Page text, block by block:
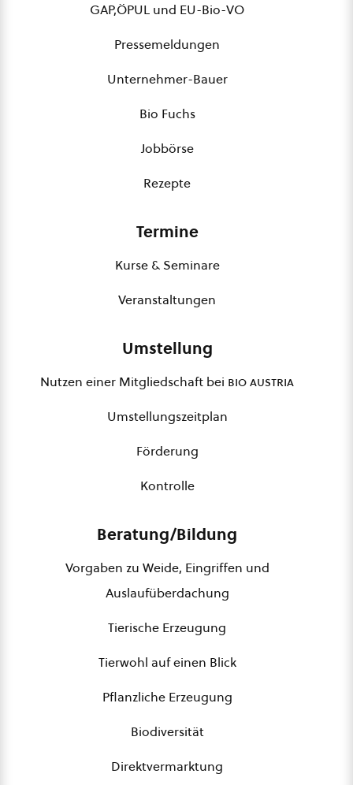
GAP,ÖPUL und EU-Bio-VO
Pressemeldungen
Unternehmer-Bauer
Bio Fuchs
Jobbörse
Rezepte
Termine
Kurse & Seminare
Veranstaltungen
Umstellung
Nutzen einer Mitgliedschaft bei bio austria
Umstellungszeitplan
Förderung
Kontrolle
Beratung/Bildung
Vorgaben zu Weide, Eingriffen und
Auslaufüberdachung
Tierische Erzeugung
Tierwohl auf einen Blick
Pflanzliche Erzeugung
Biodiversität
Direktvermarktung